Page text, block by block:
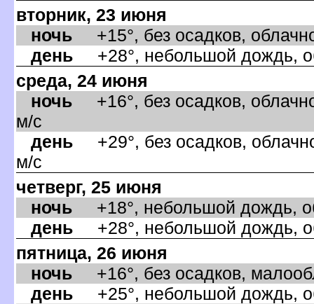
торник, 23 июня
ночь +15°, без осадков,
день +28°, небольшой дождь,
среда, 24 июня
ночь +16°, без осадков,
м/с
день +29°, без осадков,
м/с
четверг, 25 июня
ночь +18°, небольшой дождь,
день +28°, небольшой дождь,
пятница, 26 июня
ночь +16°, без осадков,
день +25°, небольшой дождь,